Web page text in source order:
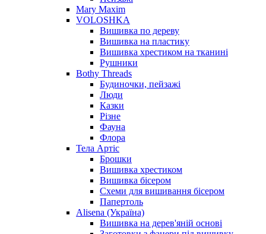
Mary Maxim
VOLOSHKA
Вишивка по дереву
Вишивка на пластику
Вишивка хрестиком на тканині
Рушники
Bothy Threads
Будиночки, пейзажі
Люди
Казки
Різне
Фауна
Флора
Тела Артіс
Брошки
Вишивка хрестиком
Вишивка бісером
Схеми для вишивання бісером
Папертоль
Alisena (Україна)
Вишивка на дерев'яній основі